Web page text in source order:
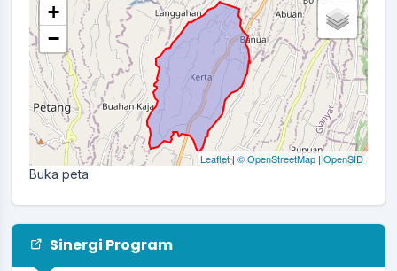
+
−
Leaflet| © OpenStreetMap | OpenSID
Buka peta
Sinergi Program